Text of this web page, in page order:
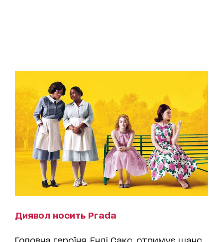
Диявол носить Prada
Головна героїня, Енді Сакс, отримує шанс